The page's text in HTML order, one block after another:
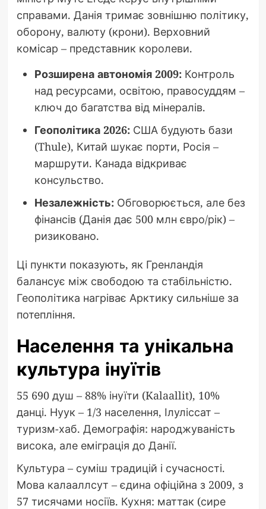
справами. Данія тримає зовнішню політику,
оборону, валюту (крони). Верховний
комісар – представник королеви.
Розширена автономія 2009:Контроль
над ресурсами, освітою, правосуддям –
ключ до багатства від мінералів.
Геополітика 2026:США будують бази
(Thule), Китай шукає порти, Росія –
маршрути. Канада відкриває
консульство.
Незалежність:Обговорюється, але без
фінансів (Данія дає 500 млн євро/рік) –
ризиковано.
Ці пункти показують, як Гренландія
балансує між свободою та стабільністю.
Геополітика нагріває Арктику сильніше за
потепління.
Населення та унікальна
культура інуїтів
55 690 душ – 88% інуїти (Kalaallit), 10%
данці. Нуук – 1/3 населення, Ілуліссат –
туризм-хаб. Демографія: народжуваність
висока, але еміграція до Данії.
Культура – суміш традицій і сучасності.
Мова калааллсут – єдина офіційна з 2009, з
57 тисячами носіїв. Кухня: маттак (сире